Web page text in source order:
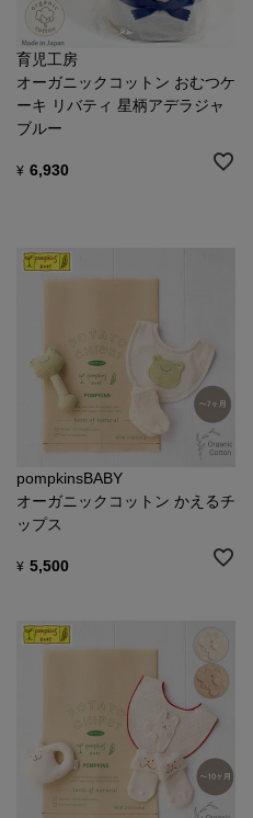
育児工房
オーガニックコットン おむつケ
ーキ リバティ 星柄アデラジャ
ブルー
¥ 6,930
pompkinsBABY
オーガニックコットン かえるチ
ップス
¥ 5,500